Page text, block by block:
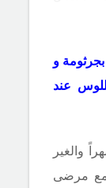
بجرثومة و
عند
الأقل من عمر 48 شهراً والغير
مع مرضى